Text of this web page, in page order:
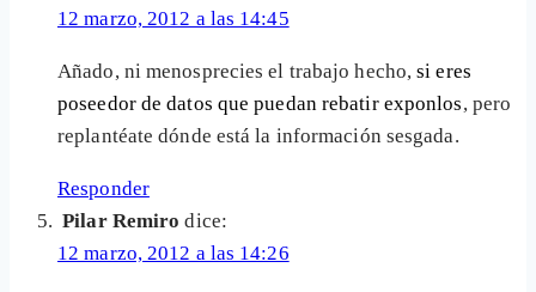
12 marzo, 2012 a las 14:45
Añado, ni menosprecies el trabajo hecho,si eres
poseedor de datos que puedan rebatir exponlos, pero
replantéate dónde está la información sesgada.
Responder
Pilar Remiro dice:
12 marzo, 2012 a las 14:26